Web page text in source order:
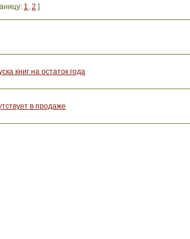
1, 2 ]
книг на остаток года
в продаже